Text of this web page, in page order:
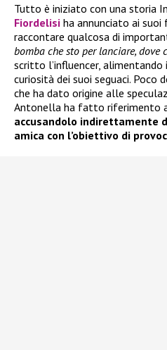
Tutto è iniziato con una storia
Fiordelisi ha annunciato ai suoi
raccontare qualcosa di
bomba che sto per lanciare, dove
scritto l’influencer,
curiosità dei suoi seguaci. Poco
che ha dato origine alle
Antonella ha fatto riferimento a
accusandolo indirettamente
amica con l’obiettivo di